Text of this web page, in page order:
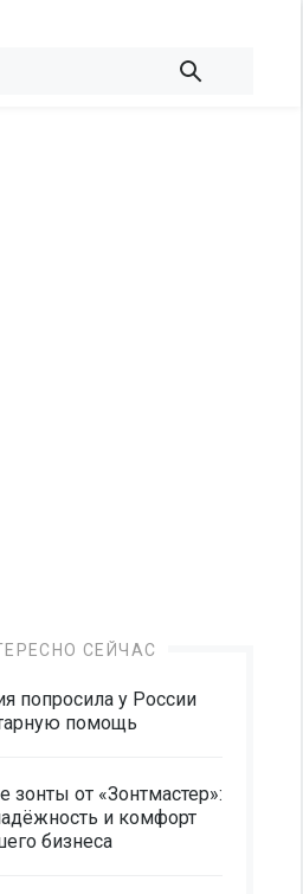
СЕЙЧАС
попросила у России
помощь
зонты от «Зонтмастер»:
и комфорт
бизнеса